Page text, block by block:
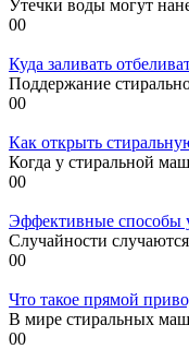
Утечки воды могут
00
Куда заливать
Поддержание
00
Как открыть
Когда у стиральной
00
Эффективные способы
Случайности
00
Что такое прямой
В мире стиральных
00